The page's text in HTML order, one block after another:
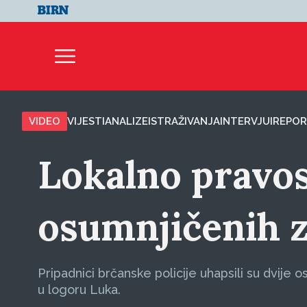
VIDEO VIJESTIANALIZEISTRAŽIVANJAINTERVJUI
Lokalno
osumnjičenih
Pripadnici brčanske policije uhapsili su dvije
u logoru Luka.